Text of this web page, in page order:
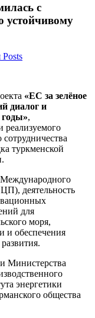
с
Posts
«ЕС за зелёное
диалог и
годы»,
туркменской
деятельность
для
моря,
и обеспечения
Министерства
энергетики
общества